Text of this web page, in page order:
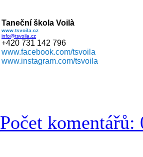
Taneční škola Voilà
www.tsvoila.cz
info@tsvoila.cz
+420 731 142 796
www.facebook.com/tsvoila
www.instagram.com/tsvoila
Počet komentářů: